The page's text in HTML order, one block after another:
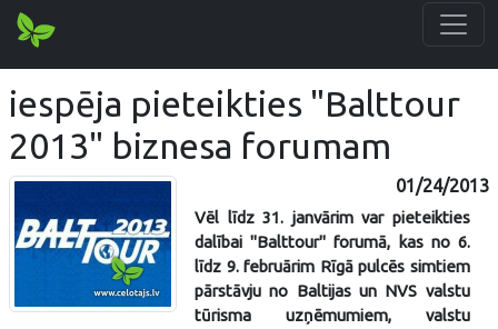
iespēja pieteikties "Balttour
2013" biznesa forumam
01/24/2013
Vēl līdz 31. janvārim var pieteikties
dalībai "Balttour" forumā, kas no 6.
līdz 9. februārim Rīgā pulcēs simtiem
pārstāvju no Baltijas un NVS valstu
tūrisma uzņēmumiem, valstu